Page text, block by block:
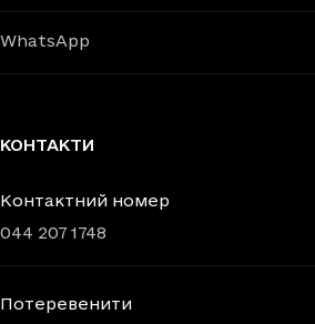
WhatsApp
КОНТАКТИ
Контактний номер
044 207 1748
Потеревенити